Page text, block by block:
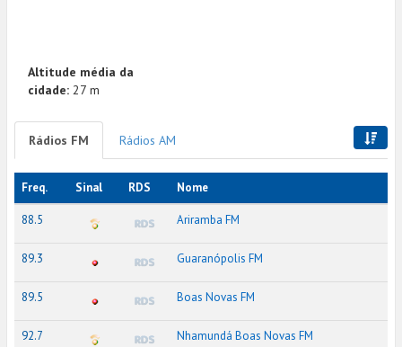
Altitude média da
cidade: 27 m
Rádios FM Rádios AM
Freq. Sinal RDS Nome
88.5 Ariramba FM
89.3 Guaranópolis FM
89.5 Boas Novas FM
92.7 Nhamundá Boas Novas FM